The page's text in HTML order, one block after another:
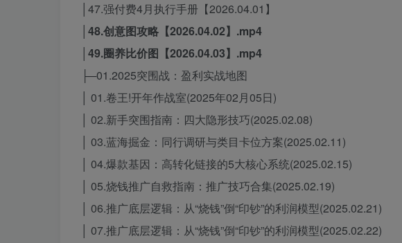
│47.强付费4月执行手册【2026.04.01】
│48.创意图攻略【2026.04.02】.mp4
│49.圈养比价图【2026.04.03】.mp4
├─01.2025突围战：盈利实战地图
│ 01.卷王!开年作战室(2025年02月05日)
│ 02.新手突围指南：四大隐形技巧(2025.02.08)
│ 03.蓝海掘金：同行调研与类目卡位方案(2025.02.11)
│ 04.爆款基因：高转化链接的5大核心系统(2025.02.15)
│ 05.烧钱推广自救指南：推广技巧合集(2025.02.19)
│ 06.推广底层逻辑：从“烧钱”倒“印钞”的利润模型(2025.02.21)
│ 07.推广底层逻辑：从“烧钱”倒“印钞”的利润模型(2025.02.22)